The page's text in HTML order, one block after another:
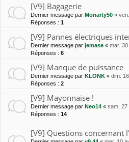
[V9] Bagagerie
Dernier message par Moriarty50 «
Réponses : 1
[V9] Pannes électriques
Dernier message par jemase « mar.
Réponses : 6
[V9] Manque de puissance
Dernier message par KLONK « dim.
Réponses : 2
[V9] Mayonnaise !
Dernier message par Neo14 « sam. 27
Réponses : 14
[V9] Questions concernant